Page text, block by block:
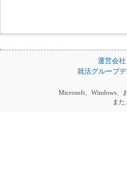
運営会社
就活グループ
Microsoft、Windows、
ま